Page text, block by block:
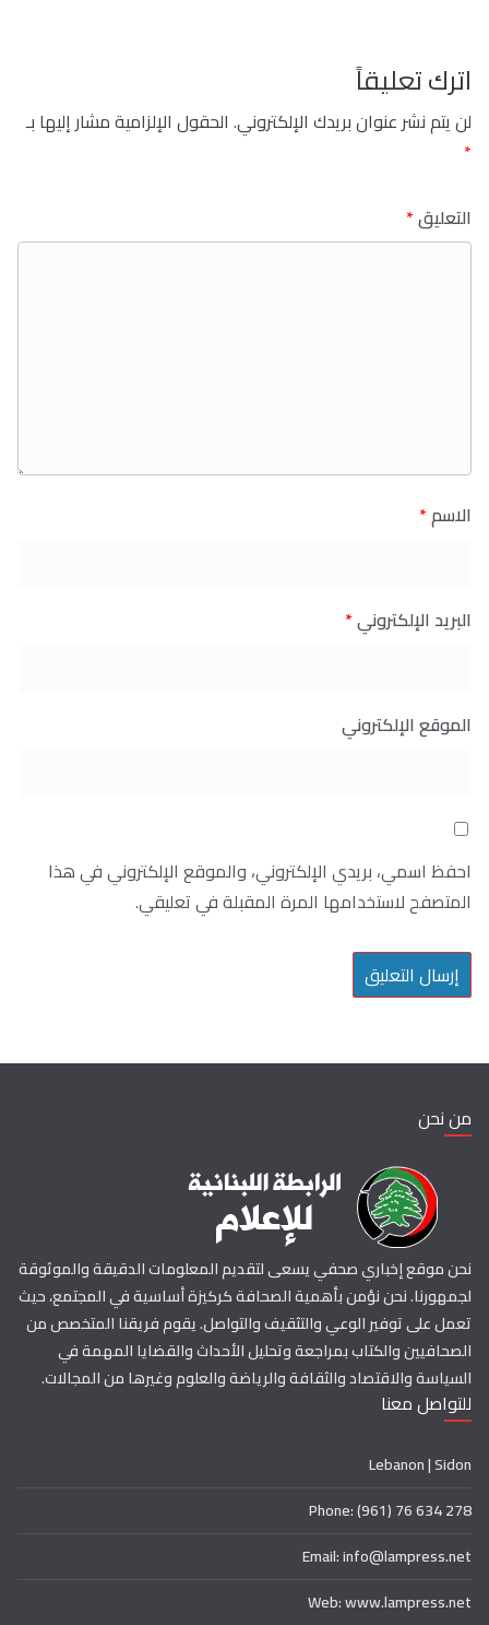
اترك تعليقاً
لن يتم نشر عنوان بريدك الإلكتروني. الحقول الإلزامية مشار إليها بـ
*
التعليق*
الاسم*
البريد الإلكتروني*
الموقع الإلكتروني
احفظ اسمي، بريدي الإلكتروني، والموقع الإلكتروني في هذا
المتصفح لاستخدامها المرة المقبلة في تعليقي.
من نحن
نحن موقع إخباري صحفي يسعى لتقديم المعلومات الدقيقة والموثوقة
لجمهورنا. نحن نؤمن بأهمية الصحافة كركيزة أساسية في المجتمع، حيث
تعمل على توفير الوعي والتثقيف والتواصل. يقوم فريقنا المتخصص من
الصحافيين والكتاب بمراجعة وتحليل الأحداث والقضايا المهمة في
السياسة والاقتصاد والثقافة والرياضة والعلوم وغيرها من المجالات.
للتواصل معنا
Lebanon | Sidon
Phone: (961) 76 634 278
Email: info@lampress.net
Web: www.lampress.net